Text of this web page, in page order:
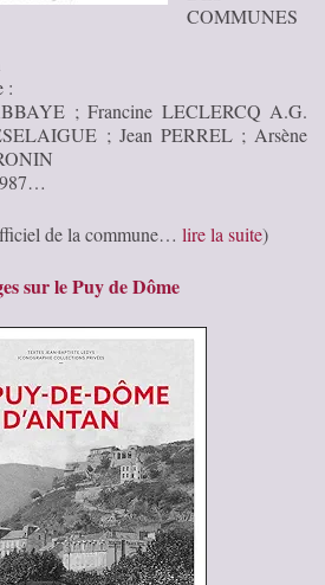
COMMUNES
:
; Francine LECLERCQ A.G.
; Jean PERREL ; Arsène
de la commune… lire la suite)
sur le Puy de Dôme